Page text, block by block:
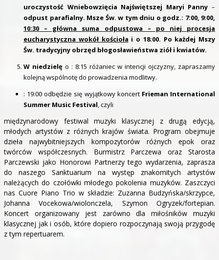
uroczystość Wniebowzięcia Najświętszej Maryi Panny –
odpust parafialny. Msze Św. w tym dniu o godz.: 7:00, 9:00,
10:30 – główna suma odpustowa – po niej procesja
eucharystyczna wokół kościoła i o 18:00. Po każdej Mszy
Św. tradycyjny obrzęd błogosławieństwa ziół i kwiatów.
W niedzielę o : 8:15 różaniec w intencji ojczyzny, zapraszamy
kolejną wspólnotę do prowadzenia modlitwy.
: 19:00 odbędzie się wyjątkowy koncert Frieman International
Summer Music Festival, czyli
międzynarodowy festiwal muzyki klasycznej z drugą edycją,
młodych artystów z różnych krajów świata. Program obejmuje
dzieła najwybitniejszych kompozytorów różnych epok oraz
twórców współczesnych. Burmistrz Parczewa oraz Starosta
Parczewski jako Honorowi Partnerzy tego wydarzenia, zaprasza
do naszego Sanktuarium na występ znakomitych artystów
należących do czołówki młodego pokolenia muzyków. Zaszczyci
nas Cuore Piano Trio w składzie: Zuzanna Budzyńska/skrzypce,
Johanna Vocekowa/wiolonczela, Szymon Ogryzek/fortepian.
Koncert organizowany jest zarówno dla miłośników muzyki
klasycznej jak i osób, które dopiero rozpoczynają swoją przygodę
z tym repertuarem.